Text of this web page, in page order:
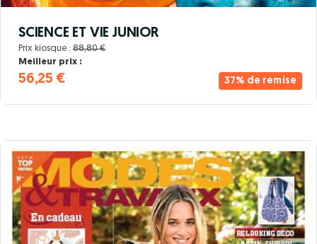
37% de remise
SCIENCE ET VIE JUNIOR
Prix kiosque : 88,80 €
Meilleur prix :
56,25 €